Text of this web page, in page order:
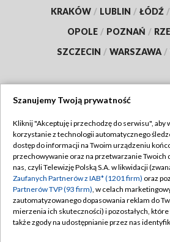
KRAKÓW / LUBLIN / ŁÓDŹ /
OPOLE / POZNAŃ /
SZCZECIN / WARSZAWA /
TVP
Abonament TVP
Emisja w TVP
Centrum informacji TVP
Naziemna Telewizja Cyfrowa
Regulamin
Polityka
Moje zgody
Pomoc
Szanujemy Twoją prywatność
Kliknij "Akceptuję i przechodzę do serwisu", aby
korzystanie z technologii automatycznego
dostęp do informacji na Twoim urządzeniu
przechowywanie oraz na przetwarzanie Twoich
nas, czyli Telewizję Polską S.A. w likwidacji
Zaufanych Partnerów z IAB* (1201 firm) oraz
Partnerów TVP (93 firm), w celach
zautomatyzowanego dopasowania reklam do
mierzenia ich skuteczności) i pozostałych,
także zgody na udostępnianie przez nas